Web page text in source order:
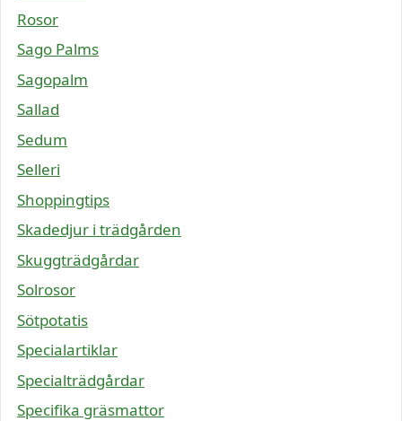
Rosor
Sago Palms
Sagopalm
Sallad
Sedum
Selleri
Shoppingtips
Skadedjur i trädgården
Skuggträdgårdar
Solrosor
Sötpotatis
Specialartiklar
Specialträdgårdar
Specifika gräsmattor